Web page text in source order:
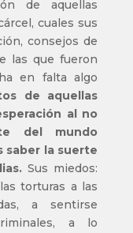
de aquellas
cuales sus
consejos de
las que fueron
en falta algo
de aquellas
al no
del mundo
saber la suerte
Sus miedos:
torturas a las
a sentirse
a lo